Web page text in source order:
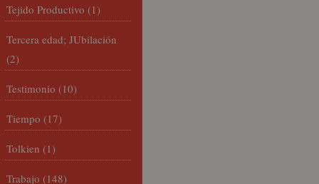
Tejido Productivo (1)
Tercera edad; JUbilación
(2)
Testimonio (10)
Tiempo (17)
Tolkien (1)
Trabajo (148)